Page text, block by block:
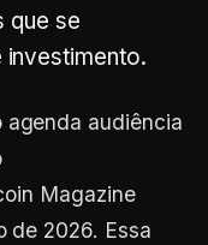
que se
agenda audiência
Magazine
de 2026. Essa